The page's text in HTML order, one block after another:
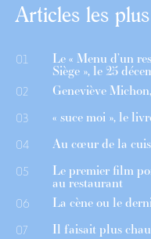
Articles les
01 Le « Menu d’un
Siège », le 25
02 Geneviève
03 « suce moi », le
04 Au cœur de la
05 Le premier film
au restaurant
06 La cène ou le
07 Il faisait plus